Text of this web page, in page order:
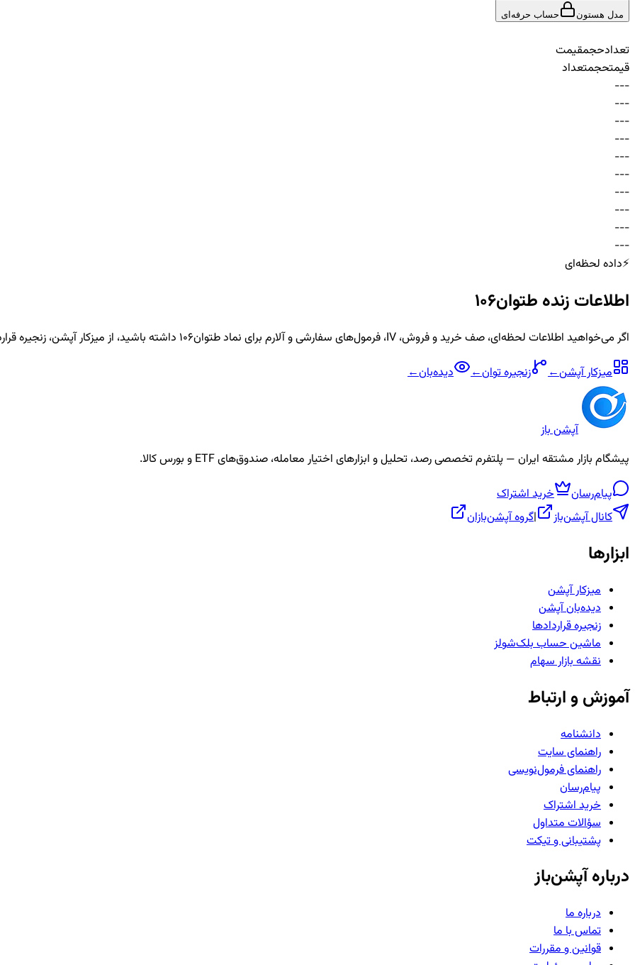
مدل هستون حساب حرفه‌ای
تعدادحجمقیمت
قیمتحجمتعداد
-
-
-
-
-
-
-
-
-
-
-
-
-
-
-
-
-
-
-
-
-
-
-
-
-
-
-
-
-
-
⚡داده لحظه‌ای
اطلاعات زنده طتوان106
اگر می‌خواهید اطلاعات لحظه‌ای، صف خرید و فروش، IV، فرمول‌های سفارشی و آلارم برای نماد طتوان106
داشته باشید، از میزکار آپشن، زنجیره
میزکار آپشن← زنجیرهتوان← دیده‌بان←
آپشن باز
پیشگام بازار مشتقه ایران — پلتفرم تخصصی رصد، تحلیل و ابزارهای اختیار معامله، صندوق‌های ETF و بورس کالا.
پیام‌رسان
خرید اشتراک
کانال آپشن‌باز
|گروه آپشن‌بازان
ابزارها
میزکار آپشن
دیده‌بان آپشن
زنجیره قراردادها
ماشین حساب بلک‌شولز
نقشه بازار سهام
آموزش و ارتباط
دانشنامه
راهنمای سایت
راهنمای فرمول‌نویسی
پیام‌رسان
خرید اشتراک
سؤالات متداول
پشتیبانی و تیکت
درباره آپشن‌باز
درباره ما
تماس با ما
قوانین و مقررات